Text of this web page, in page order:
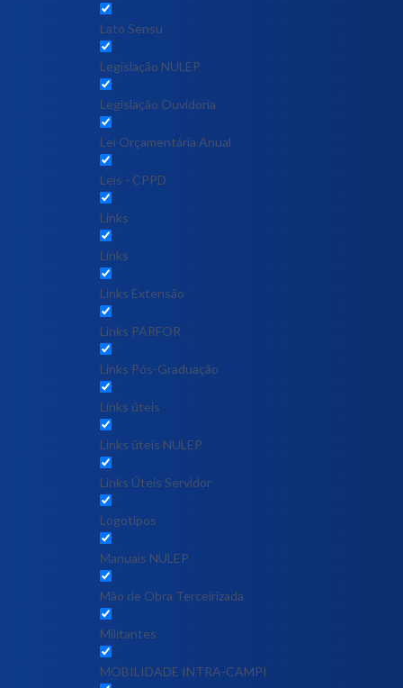
Lato Sensu
Legislação NULEP
Legislação Ouvidoria
Lei Orçamentária Anual
Leis - CPPD
Links
Links
Links Extensão
Links PARFOR
Links Pós-Graduação
Links úteis
Links úteis NULEP
Links Úteis Servidor
Logotipos
Manuais NULEP
Mão de Obra Terceirizada
Militantes
MOBILIDADE INTRA-CAMPI